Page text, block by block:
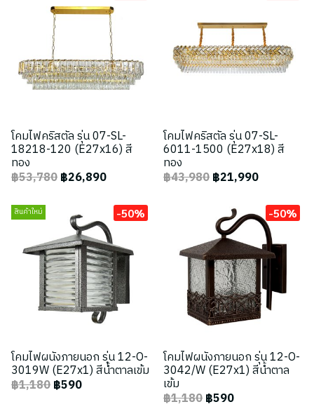
โคมไฟคริสตัล รุ่น 07-SL-
18218-120 (E27x16) สี
ทอง
฿53,780฿26,890
โคมไฟคริสตัล รุ่น 07-SL-
6011-1500 (E27x18) สี
ทอง
฿43,980฿21,990
สินค้าใหม่ -50%
โคมไฟผนังภายนอก รุ่น 12-O-
3019W (E27x1) สีน้ำตาลเข้ม
฿1,180฿590
-50%
โคมไฟผนังภายนอก รุ่น 12-O-
3042/W (E27x1) สีน้ำตาล
เข้ม
฿1,180฿590